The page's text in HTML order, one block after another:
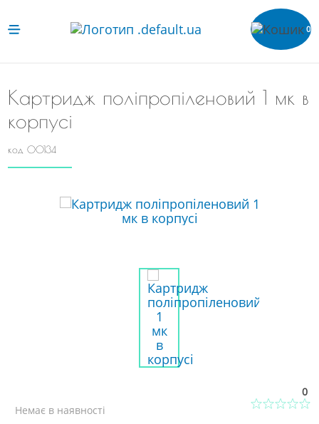
0
Картридж поліпропіленовий 1 мк в
корпусі
код 00134
Немає в наявності
0